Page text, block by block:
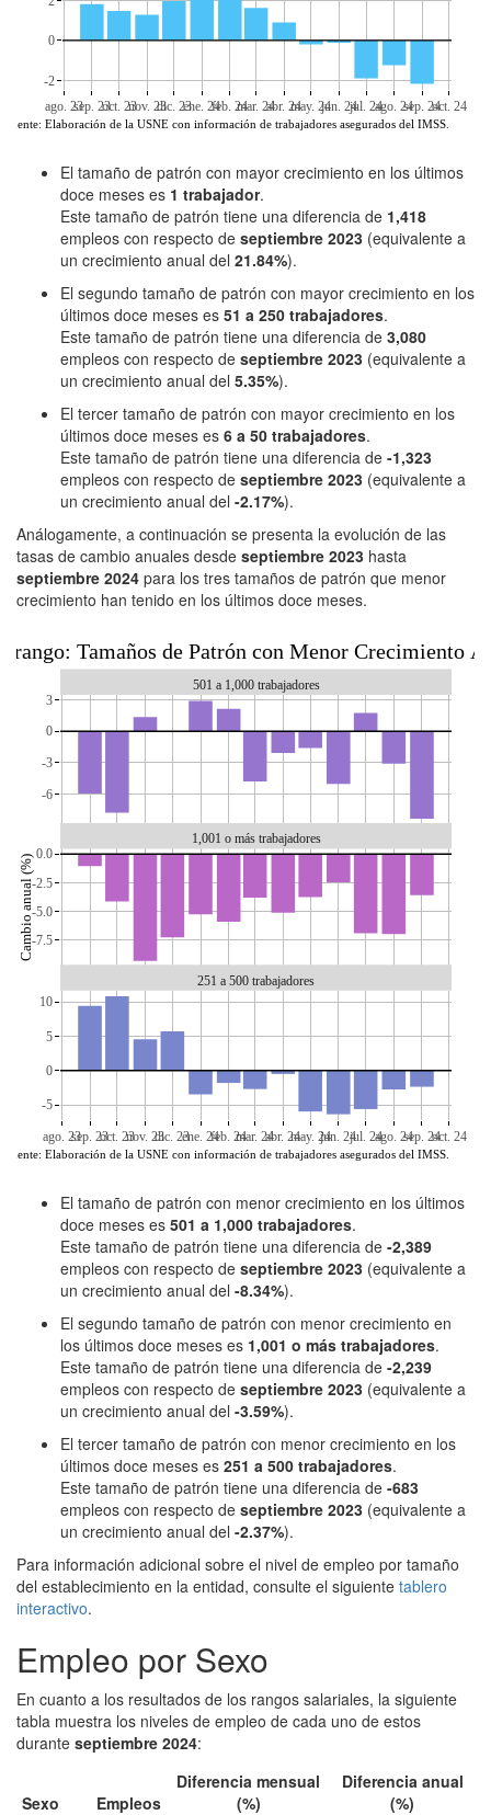
ago. 23sep. 23oct. 23nov. 23dic. 23ene. 24feb. 24mar. 24abr. 24may. 24jun. 24jul. 24ago. 24sep. 24oct. 24
-2
0
Fuente: Elaboración de la USNE con información de trabajadores asegurados del IMSS.
El tamaño de patrón con mayor crecimiento en los últimos
doce meses es 1 trabajador.
Este tamaño de patrón tiene una diferencia de 1,418
empleos con respecto de septiembre 2023 (equivalente a
un crecimiento anual del 21.84%).
El segundo tamaño de patrón con mayor crecimiento en los
últimos doce meses es 51 a 250 trabajadores.
Este tamaño de patrón tiene una diferencia de 3,080
empleos con respecto de septiembre 2023 (equivalente a
un crecimiento anual del 5.35%).
El tercer tamaño de patrón con mayor crecimiento en los
últimos doce meses es 6 a 50 trabajadores.
Este tamaño de patrón tiene una diferencia de -1,323
empleos con respecto de septiembre 2023 (equivalente a
un crecimiento anual del -2.17%).
Análogamente, a continuación se presenta la evolución de las
tasas de cambio anuales desde septiembre 2023 hasta
septiembre 2024 para los tres tamaños de patrón que menor
crecimiento han tenido en los últimos doce meses.
-6
-3
0
3
-7.5
-5.0
-2.5
0.0
ago. 23sep. 23oct. 23nov. 23dic. 23ene. 24feb. 24mar. 24abr. 24may. 24jun. 24jul. 24ago. 24sep. 24oct. 24
-5
0
5
10
Tamaños de Patrón con Menor Crecimiento
Cambio anual (%)
501 a 1,000 trabajadores
1,001 o más trabajadores
251 a 500 trabajadores
Fuente: Elaboración de la USNE con información de trabajadores asegurados del IMSS.
El tamaño de patrón con menor crecimiento en los últimos
doce meses es 501 a 1,000 trabajadores.
Este tamaño de patrón tiene una diferencia de -2,389
empleos con respecto de septiembre 2023 (equivalente a
un crecimiento anual del -8.34%).
El segundo tamaño de patrón con menor crecimiento en
los últimos doce meses es 1,001 o más trabajadores.
Este tamaño de patrón tiene una diferencia de -2,239
empleos con respecto de septiembre 2023 (equivalente a
un crecimiento anual del -3.59%).
El tercer tamaño de patrón con menor crecimiento en los
últimos doce meses es 251 a 500 trabajadores.
Este tamaño de patrón tiene una diferencia de -683
empleos con respecto de septiembre 2023 (equivalente a
un crecimiento anual del -2.37%).
Para información adicional sobre el nivel de empleo por tamaño
del establecimiento en la entidad, consulte el siguiente tablero
interactivo.
Empleo por Sexo
En cuanto a los resultados de los rangos salariales, la siguiente
tabla muestra los niveles de empleo de cada uno de estos
durante septiembre 2024:
Sexo Empleos
Diferencia mensual
(%)
Diferencia anual
(%)